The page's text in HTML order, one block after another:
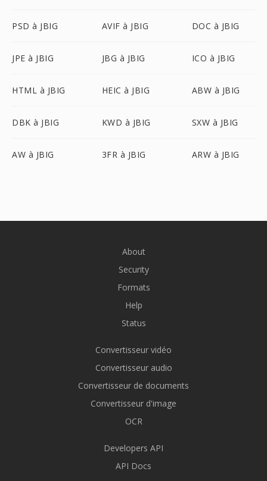
PSD à JBIG AVIF à JBIG DOC à JBIG
JPE à JBIG JBG à JBIG ICO à JBIG
HTML à JBIG HEIC à JBIG ABW à JBIG
DBK à JBIG KWD à JBIG SXW à JBIG
AW à JBIG 3FR à JBIG ARW à JBIG
About
Security
Formats
Help
Status
Convertisseur vidéo
Convertisseur audio
Convertisseur de documents
Convertisseur d'image
OCR
Developers API
API Docs